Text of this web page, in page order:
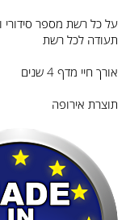
על כל רשת מספר סידורי
תעודה לכל רשת
אורך חיי מדף 4 שנים
תוצרת אירופה